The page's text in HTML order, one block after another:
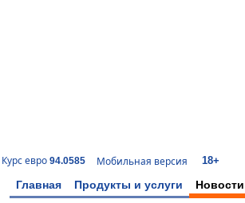
Курс евро 94.0585 Мобильная версия 18+
Главная Продукты и услуги Новости